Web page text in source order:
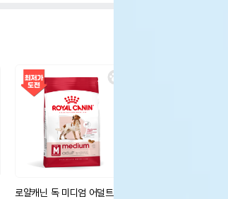
로얄캐닌 독 미디엄 어덜트 10